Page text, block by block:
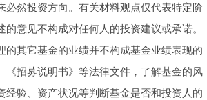
然投资方向。有关材料观点仅代表特定阶
意见不构成对任何人的投资建议或承诺。
其它基金的业绩并不构成基金业绩表现的
招募说明书》等法律文件，了解基金的风
验、资产状况等判断基金是否和投资人的